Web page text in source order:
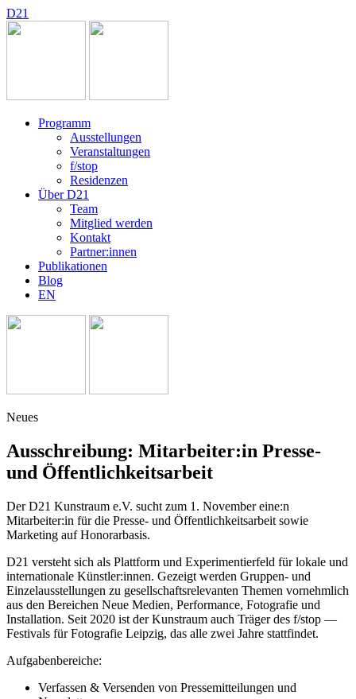
D21
Programm
Ausstellungen
Veranstaltungen
f/stop
Residenzen
Über D21
Team
Mitglied werden
Kontakt
Partner:innen
Publikationen
Blog
EN
Neues
Ausschreibung: Mitarbeiter:in Presse-
und Öffentlichkeitsarbeit
Der D21 Kunstraum e.V. sucht zum 1. November eine:n
Mitarbeiter:in für die Presse- und Öffentlichkeitsarbeit sowie
Marketing auf Honorarbasis.
D21 ver­steht sich als Plattform und Experimentierfeld für loka­le und
inter­na­tio­na­le Künstler:innen. Gezeigt wer­den Gruppen- und
Einzelausstellungen zu gesell­schafts­re­le­van­ten Themen vor­nehm­lich
aus den Bereichen Neue Medien, Performance, Fotografie und
Installation. Seit 2020 ist der Kunstraum auch Träger des f/stop —
Festivals für Fotografie Leipzig, das alle zwei Jahre stattfindet.
Aufgabenbereiche:
Verfassen & Versenden von Pressemitteilungen und